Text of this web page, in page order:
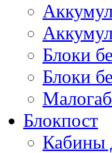
Блоки
Блоки
Блокпост
Кабины